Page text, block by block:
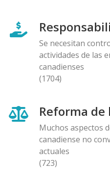
Se necesitan
actividades de las
canadienses
(1704)
Reforma
Muchos aspectos
canadiense no
actuales
(723)